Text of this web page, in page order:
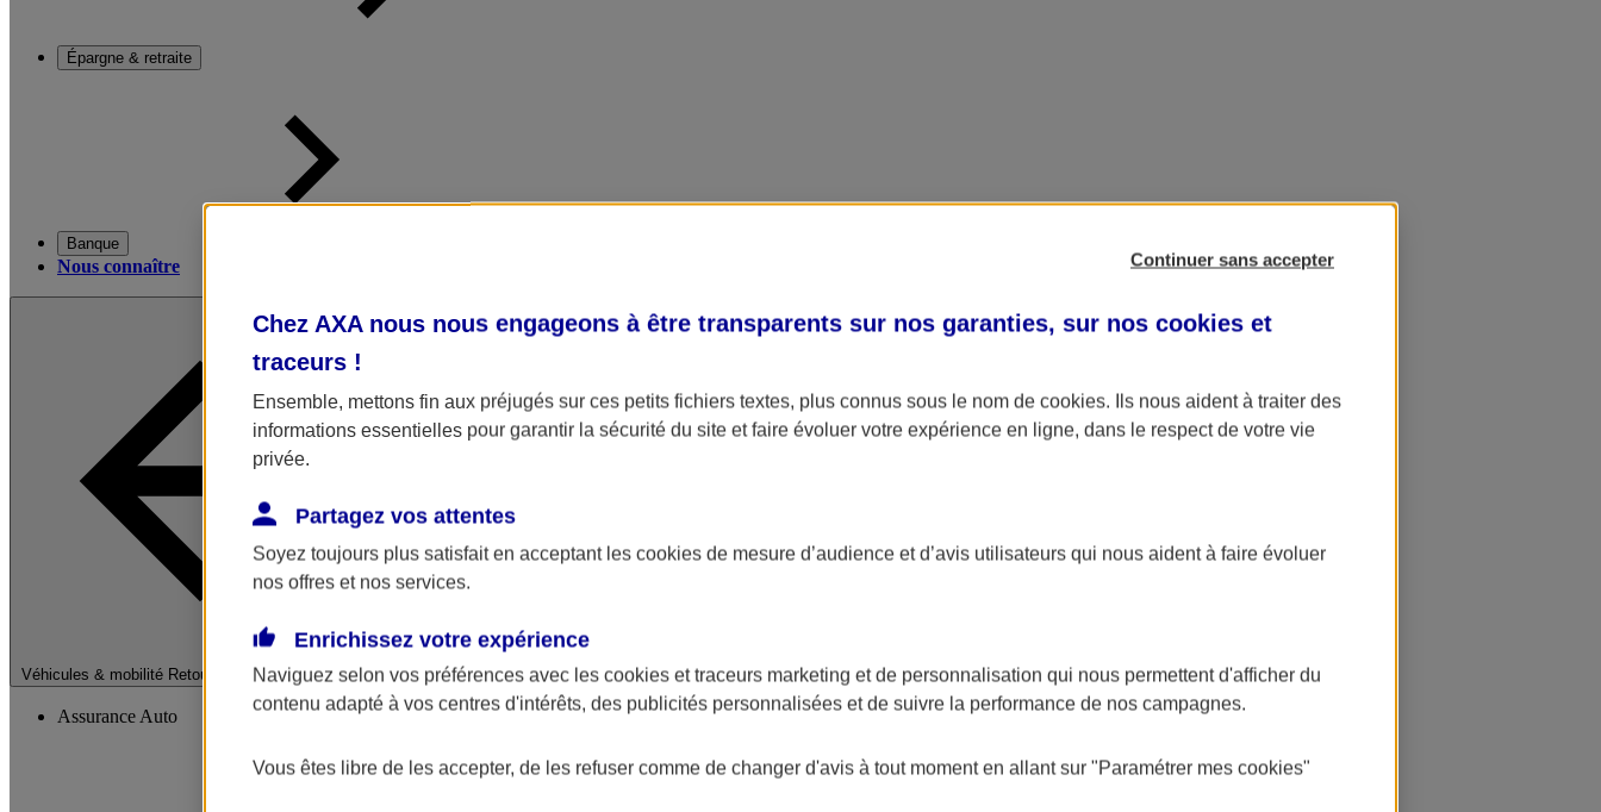
Épargne & retraite
Banque
Nous connaître
Véhicules & mobilité Retour à la section précédente
Fermer le menu principal
Assurance Auto
Continuer sans accepter
Chez AXA nous nous engageons à être transparents sur nos garanties, sur nos cookies et
traceurs !
Ensemble, mettons fin aux préjugés sur ces petits fichiers textes, plus connus sous le nom de cookies. Ils nous aident à traiter des
informations essentielles pour garantir la sécurité du site et faire évoluer votre expérience en ligne, dans le respect de votre vie
privée.
Partagez vos attentes
Soyez toujours plus satisfait en acceptant les cookies de mesure d’audience et d’avis utilisateurs qui nous aident à faire évoluer
nos offres et nos services.
Enrichissez votre expérience
Naviguez selon vos préférences avec les cookies et traceurs marketing et de personnalisation qui nous permettent d'afficher du
contenu adapté à vos centres d'intérêts, des publicités personnalisées et de suivre la performance de nos campagnes.
Vous êtes libre de les accepter, de les refuser comme de changer d'avis à tout moment en allant sur "Paramétrer mes cookies"